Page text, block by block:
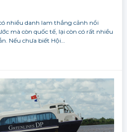
nhiều danh lam thắng cảnh nổi
mà còn quốc tế, lại còn có rất nhiều
Nếu chưa biết Hội…